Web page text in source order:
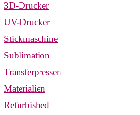
3D-Drucker
UV-Drucker
Stickmaschine
Sublimation
Transferpressen
Materialien
Refurbished